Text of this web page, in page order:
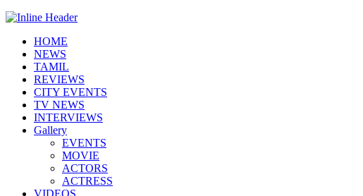
HOME
NEWS
TAMIL
REVIEWS
CITY EVENTS
TV NEWS
INTERVIEWS
Gallery
EVENTS
MOVIE
ACTORS
ACTRESS
VIDEOS